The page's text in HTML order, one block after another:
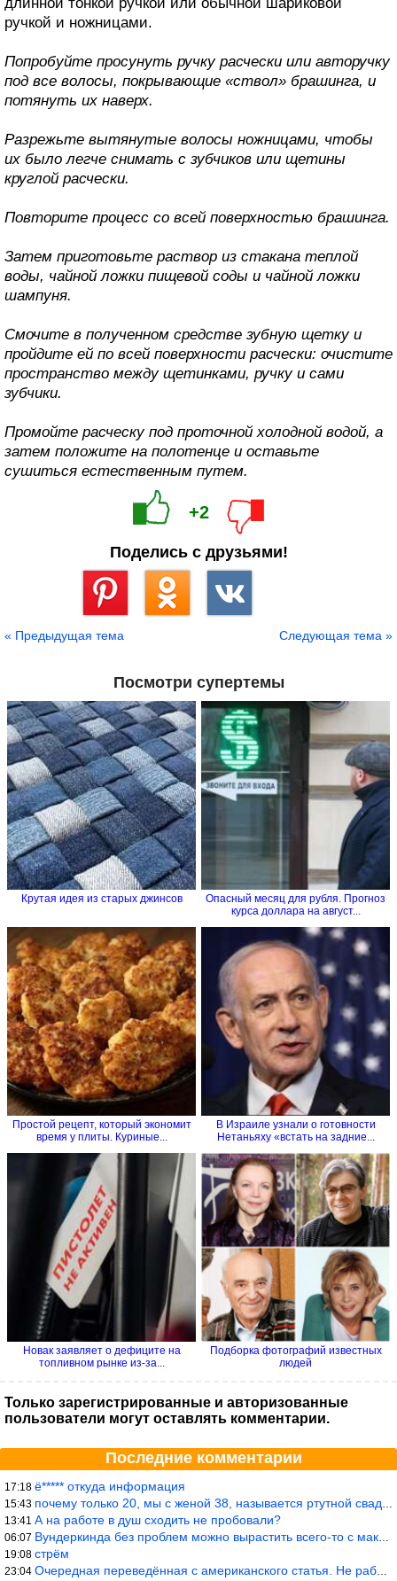
ручкой и ножницами.
Попробуйте просунуть ручку расчески или авторучку
под все волосы, покрывающие «ствол» брашинга, и
потянуть их наверх.
Разрежьте вытянутые волосы ножницами, чтобы
их было легче снимать с зубчиков или щетины
круглой расчески.
Повторите процесс со всей поверхностью брашинга.
Затем приготовьте раствор из стакана теплой
воды, чайной ложки пищевой соды и чайной ложки
шампуня.
Смочите в полученном средстве зубную щетку и
пройдите ей по всей поверхности расчески: очистите
пространство между щетинками, ручку и сами
зубчики.
Промойте расческу под проточной холодной водой, а
затем положите на полотенце и оставьте
сушиться естественным путем.
+2
Поделись с друзьями!
« Предыдущая тема Следующая тема »
Посмотри супертемы
Крутая идея из старых джинсов
Опасный месяц для рубля. Прогноз
курса доллара на август...
Простой рецепт, который экономит
время у плиты. Куриные...
В Израиле узнали о готовности
Нетаньяху «встать на задние...
Новак заявляет о дефиците на
топливном рынке из-за...
Подборка фотографий известных
людей
Только зарегистрированные и авторизованные
пользователи могут оставлять комментарии.
Последние комментарии
17:18 ё***** откуда информация
15:43 почему только 20, мы с женой 38, называется ртутной свадьбой, гр
13:41 А на работе в душ сходить не пробовали?
06:07 Вундеркинда без проблем можно вырастить всего-то с максимально р
19:08 стрём
23:04 Очередная переведённая с американского статья. Не работает эта ф